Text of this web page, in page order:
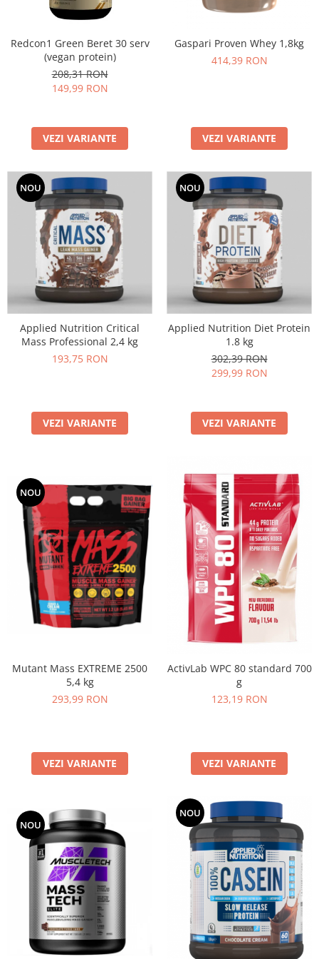
Redcon1 Green Beret 30 serv
(vegan protein)
208,31 RON
149,99 RON
VEZI VARIANTE
Gaspari Proven Whey 1,8kg
414,39 RON
VEZI VARIANTE
NOU
Applied Nutrition Critical
Mass Professional 2,4 kg
193,75 RON
VEZI VARIANTE
NOU
Applied Nutrition Diet Protein
1.8 kg
302,39 RON
299,99 RON
VEZI VARIANTE
NOU
Mutant Mass EXTREME 2500
5,4 kg
293,99 RON
VEZI VARIANTE
ActivLab WPC 80 standard 700
g
123,19 RON
VEZI VARIANTE
NOU
NOU